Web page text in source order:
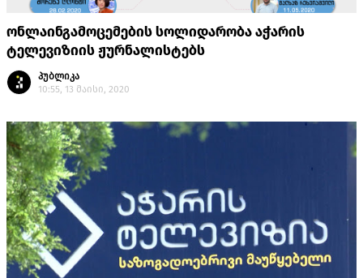
ონლაინგამოცემების სოლიდარობა აჭარის
ტელევიზიის ჟურნალისტებს
პუბლიკა
10:55, 13 მაისი, 2020